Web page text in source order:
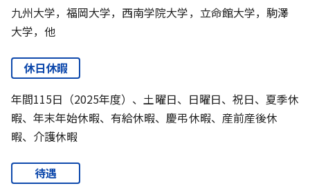
九州大学，福岡大学，西南学院大学，立命館大学，駒澤
大学，他
休日休暇
年間115日（2025年度）、土曜日、日曜日、祝日、夏季休
暇、年末年始休暇、有給休暇、慶弔休暇、産前産後休
暇、介護休暇
待遇